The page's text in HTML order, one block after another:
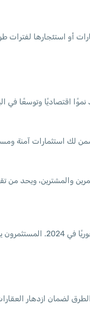
سواء من خلال تملك العقارات أو
اقتصاديًا وتوسعًا في
لك استثمارات آمنة
والمشترين، ويحد من
السعي نحو الازدهار العقاري من خلال تطوير
لضمان ازدهار